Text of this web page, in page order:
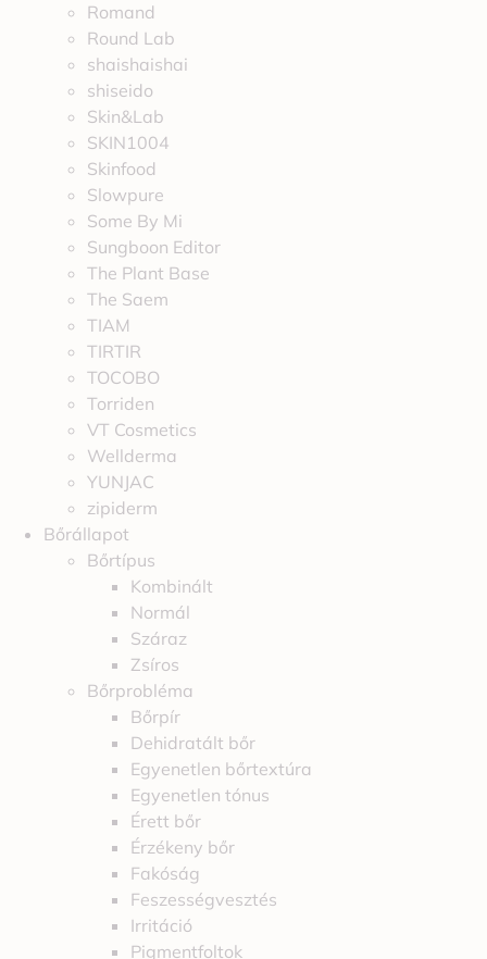
Romand
Round Lab
shaishaishai
shiseido
Skin&Lab
SKIN1004
Skinfood
Slowpure
Some By Mi
Sungboon Editor
The Plant Base
The Saem
TIAM
TIRTIR
TOCOBO
Torriden
VT Cosmetics
Wellderma
YUNJAC
zipiderm
Bőrállapot
Bőrtípus
Kombinált
Normál
Száraz
Zsíros
Bőrprobléma
Bőrpír
Dehidratált bőr
Egyenetlen bőrtextúra
Egyenetlen tónus
Érett bőr
Érzékeny bőr
Fakóság
Feszességvesztés
Irritáció
Pigmentfoltok